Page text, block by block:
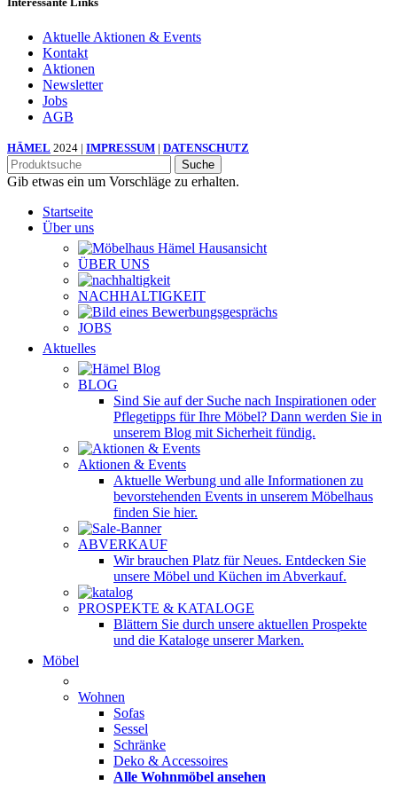
Aktuelle Aktionen & Events
Kontakt
Aktionen
Newsletter
Jobs
AGB
HÄMEL 2024 | IMPRESSUM | DATENSCHUTZ
Suche
Gib etwas ein um Vorschläge zu erhalten.
Startseite
Über uns
ÜBER UNS
NACHHALTIGKEIT
JOBS
Aktuelles
BLOG
Sind Sie auf der Suche nach Inspirationen oder
Pflegetipps für Ihre Möbel? Dann werden Sie in
unserem Blog mit Sicherheit fündig.
Aktionen & Events
Aktuelle Werbung und alle Informationen zu
bevorstehenden Events in unserem Möbelhaus
finden Sie hier.
ABVERKAUF
Wir brauchen Platz für Neues. Entdecken Sie
unsere Möbel und Küchen im Abverkauf.
PROSPEKTE & KATALOGE
Blättern Sie durch unsere aktuellen Prospekte
und die Kataloge unserer Marken.
Möbel
Wohnen
Sofas
Sessel
Schränke
Deko & Accessoires
Alle Wohnmöbel ansehen